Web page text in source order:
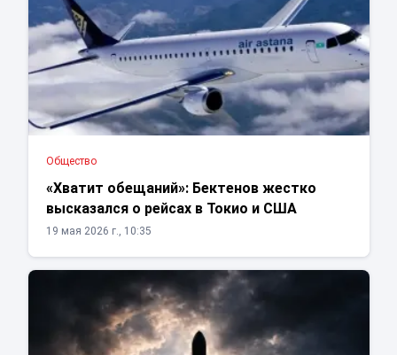
Общество
«Хватит обещаний»: Бектенов жестко
высказался о рейсах в Токио и США
19 мая 2026 г., 10:35